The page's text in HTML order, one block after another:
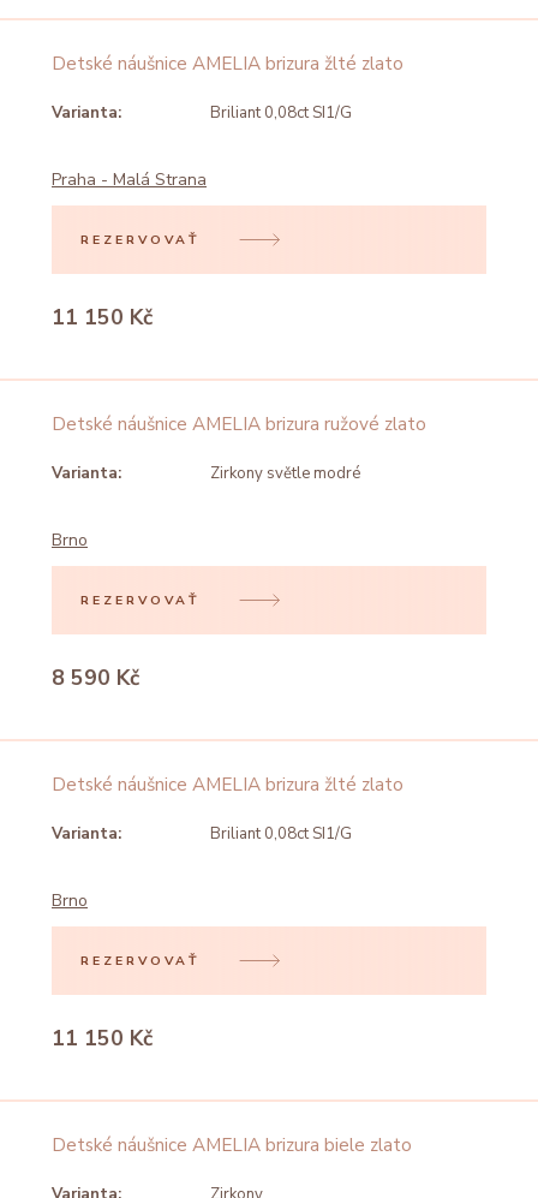
Detské náušnice AMELIA brizura žlté zlato
Varianta: Briliant 0,08ct SI1/G
Praha - Malá Strana
REZERVOVAŤ
11 150 Kč
Detské náušnice AMELIA brizura ružové zlato
Varianta: Zirkony světle modré
Brno
REZERVOVAŤ
8 590 Kč
Detské náušnice AMELIA brizura žlté zlato
Varianta: Briliant 0,08ct SI1/G
Brno
REZERVOVAŤ
11 150 Kč
Detské náušnice AMELIA brizura biele zlato